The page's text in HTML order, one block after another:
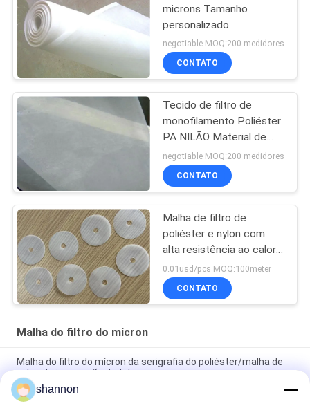
microns Tamanho
personalizado
negotiable MOQ:200 medidores
CONTATO
Tecido de filtro de
monofilamento Poliéster
PA NILÃO Material de
aço inoxidável
negotiable MOQ:200 medidores
CONTATO
Malha de filtro de
poliéster e nylon com
alta resistência ao calor
e ácido para durabilidade
0.01usd/pcs MOQ:100meter
CONTATO
Malha do filtro do mícron
Malha do filtro do mícron da serigrafia do poliéster/malha de
nylon da impressão da tela
Dessulfuração industrial Mesh Belt Filter Fabric da pedra
shannon